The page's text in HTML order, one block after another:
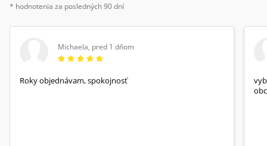
* hodnotenia za posledných 90 dní
Michaela, pred 1 dňom
Roky objednávam, spokojnosť